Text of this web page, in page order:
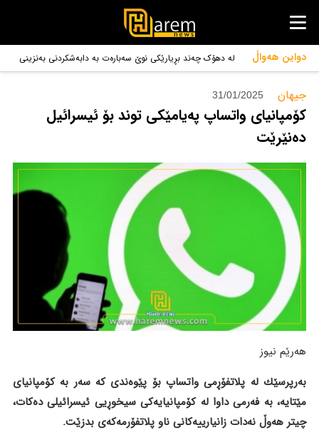
دواین هەواڵ
لە دهۆک چەند بڕیارێکی نوێ سەبارەت بە دابەشکردنی بەنزینی
حکوومی دران
جیهان‌ 31/01/2025
كۆمپانیای واتساپ پەیامێکی توند بۆ ئیسرائیل
دەنێرێت
هەرێم نیوز
بەرپرسێك لە پلاتفۆڕمی واتساپ بۆ پێوەندی كە سەر بە كۆمپانیای
مێتایە، بە فەرمی داوا لە كۆمپانیایەكی سیخوڕیی ئیسرائیلی دەكات،
چیتر هەوڵ نەدات زانیارییەكانی ناو پلاتفۆرمەكەی بدزێت.